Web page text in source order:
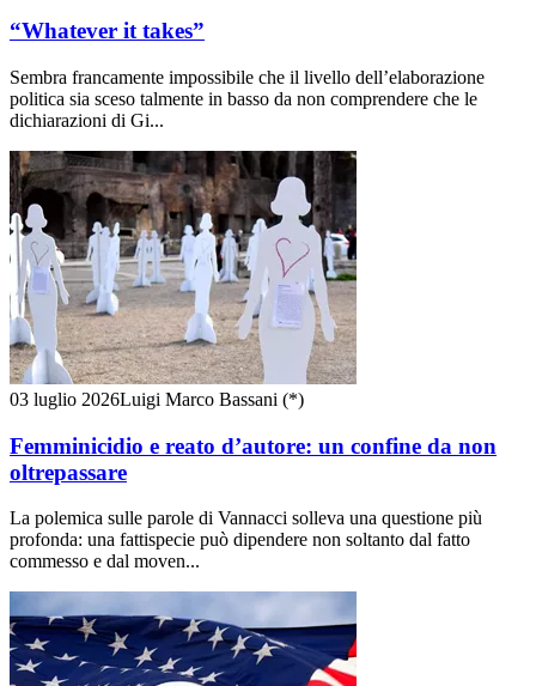
“Whatever it takes”
Sembra francamente impossibile che il livello dell’elaborazione
politica sia sceso talmente in basso da non comprendere che le
dichiarazioni di Gi...
03 luglio 2026Luigi Marco Bassani (*)
Femminicidio e reato d’autore: un confine da non
oltrepassare
La polemica sulle parole di Vannacci solleva una questione più
profonda: una fattispecie può dipendere non soltanto dal fatto
commesso e dal moven...